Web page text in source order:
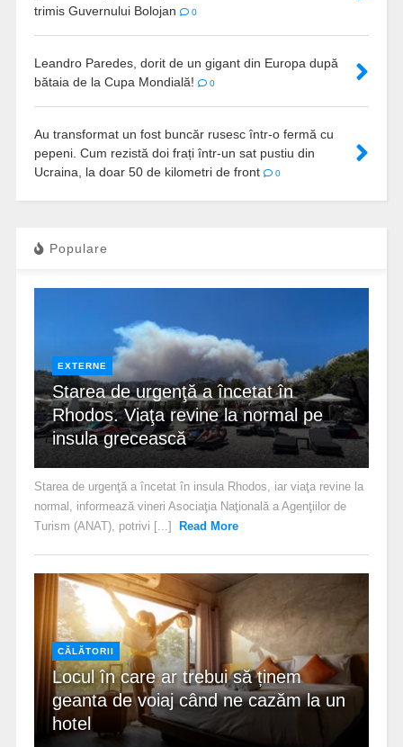
trimis Guvernului Bolojan
0
Leandro Paredes, dorit de un gigant din Europa după
bătaia de la Cupa Mondială!
0
Au transformat un fost buncăr rusesc într-o fermă cu
pepeni. Cum rezistă doi frați într-un sat pustiu din
Ucraina, la doar 50 de kilometri de front
0
Populare
EXTERNE
Starea de urgenţă a încetat în
Rhodos. Viaţa revine la normal pe
insula grecească
Starea de urgenţă a încetat în insula Rhodos, iar viaţa revine la
normal, informează vineri Asociaţia Naţională a Agenţiilor de
Turism (ANAT), potrivi [...]
Read More
CĂLĂTORII
Locul în care ar trebui să ținem
geanta de voiaj când ne cazăm la un
hotel